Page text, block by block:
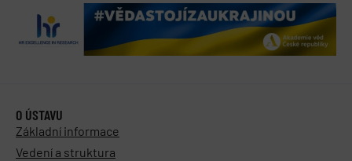
O ÚSTAVU
Základní informace
Vedení a struktura